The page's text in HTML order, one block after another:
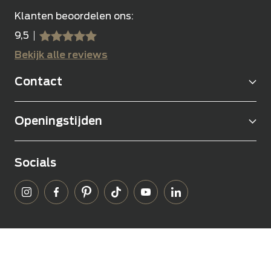
Klanten beoordelen ons:
9,5
sssss
SSSSS
Bekijk alle reviews
Contact
Openingstijden
Socials